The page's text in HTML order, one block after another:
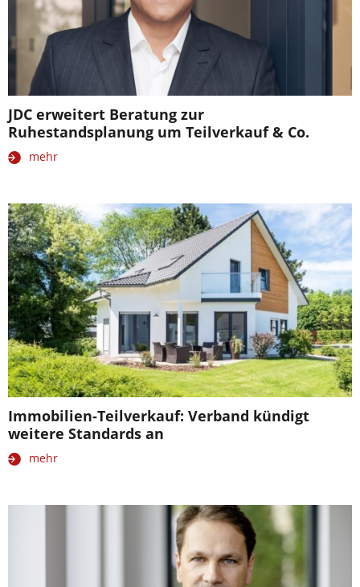
JDC erweitert Beratung zur
Ruhestandsplanung um Teilverkauf & Co.
mehr
Immobilien-Teilverkauf: Verband kündigt
weitere Standards an
mehr